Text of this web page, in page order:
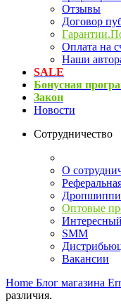
Отзывы
Договор
Оплата на
Наши
SALE
Бонусная
Закон
Новости
Сотрудничество
О
Оптовые
SMM
Вакансии
Home Блог магазина
различия.